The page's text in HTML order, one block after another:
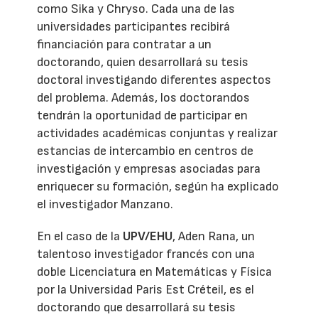
como Sika y Chryso. Cada una de las
universidades participantes recibirá
financiación para contratar a un
doctorando, quien desarrollará su tesis
doctoral investigando diferentes aspectos
del problema. Además, los doctorandos
tendrán la oportunidad de participar en
actividades académicas conjuntas y realizar
estancias de intercambio en centros de
investigación y empresas asociadas para
enriquecer su formación, según ha explicado
el investigador Manzano.
En el caso de la UPV/EHU, Aden Rana, un
talentoso investigador francés con una
doble Licenciatura en Matemáticas y Física
por la Universidad Paris Est Créteil, es el
doctorando que desarrollará su tesis